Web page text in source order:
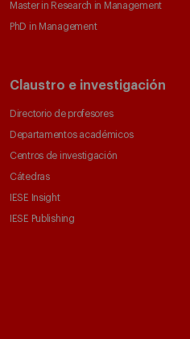
Master in Research in Management
PhD in Management
Claustro e investigación
Directorio de profesores
Departamentos académicos
Centros de investigación
Cátedras
IESE Insight
IESE Publishing